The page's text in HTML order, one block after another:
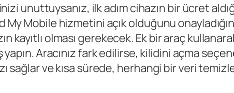
unuttuysanız, ilk adım cihazın bir ücret
Mobile hizmetini açık olduğunu
kayıtlı olması gerekecek. Ek bir araç
Aracınız fark edilirse, kilidini açma
sağlar ve kısa sürede, herhangi bir veri